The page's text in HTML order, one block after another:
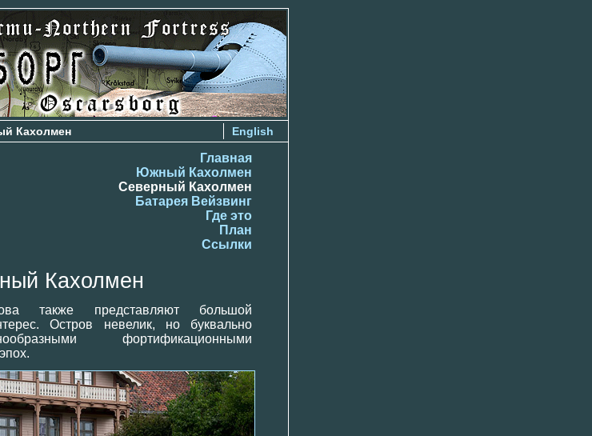
English
Кахолмен
Главная
Южный Кахолмен
Северный Кахолмен
Батарея Вейзвинг
Где это
План
Ссылки
Кахолмен
также представляют большой
Остров невелик, но буквально
фортификационными